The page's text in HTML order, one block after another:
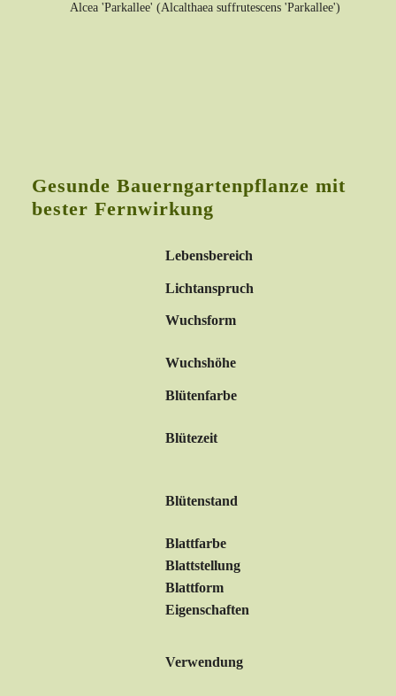
Gesunde Bauerngartenpflanze mit
bester Fernwirkung
Lebensbereich
Lichtanspruch
Wuchsform
Wuchshöhe
Blütenfarbe
Blütezeit
Blütenstand
Blattfarbe
Blattstellung
Blattform
Eigenschaften
Verwendung